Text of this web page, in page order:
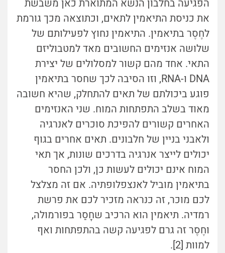
הפגיעה בחלבון הנשא המתוארת כאן משבשת
את כניסת התיאמין לתאים, וכתוצאה מכך גורמת
לחֶסֶר בתיאמין. התיאמין נחוץ לפעילותם של
שלושה אנזימים החשובים מאד למטבוליזם
התאי. אחד מהם קשור למסלולים של יצירת
DNA ו-RNA, וזו הסיבה לכך שחסר בתיאמין
פוגע ביכולתם של תאים להתחלק, שהיא חשובה
מאוד בשלב התפתחות המוח. שני האנזימים
האחרים קשורים להפיכת סוכרים לאנרגיה
ולאבני בניין של חלבונים. תאים אחרים בגוף
יכולים לייצר אנרגיה בדרכים שונות, אך תאי
המוח אינם יכולים לעשות כן, ולכן החסר
בתיאמין מוביל לאנצפלופתיה. אם זה מצלצל
לכם מוכר, זה כנראה מזכיר לכם את פרשת
רמדיה. תיאמין הוא הרכיב שחָסַר בפורמולה,
וחֶסֶר זה גרם לפגיעה קשה בהתפתחות ואף
למוות [2].